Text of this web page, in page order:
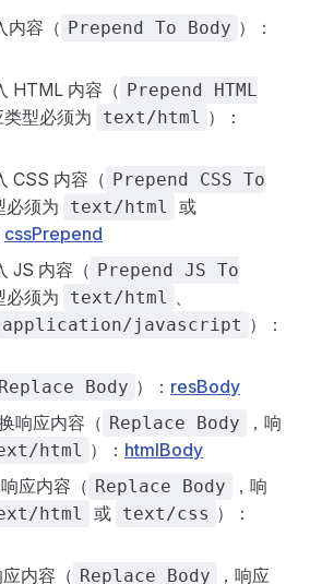
内容（ Prepend To Body ）：
HTML 内容（ Prepend HTML
类型必须为 text/html ）：
CSS 内容（ Prepend CSS To
必须为 text/html 或
cssPrepend
JS 内容（ Prepend JS To
必须为 text/html 、
application/javascript ）：
Replace Body ）： resBody
响应内容（ Replace Body
，响
html ）： htmlBody
应内容（ Replace Body
，响
html 或 text/css ）：
内容（ Replace Body
，响应